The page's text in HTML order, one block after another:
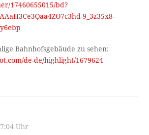
17460655015/bd?
9_3z35x8-
Bahnhofsgebäude zu sehen:
de-de/highlight/1679624
Uhr